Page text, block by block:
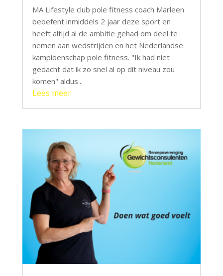
MA Lifestyle club pole fitness coach Marleen
beoefent inmiddels 2 jaar deze sport en
heeft altijd al de ambitie gehad om deel te
nemen aan wedstrijden en het Nederlandse
kampioenschap pole fitness. "Ik had niet
gedacht dat ik zo snel al op dit niveau zou
komen" aldus...
Lees meer